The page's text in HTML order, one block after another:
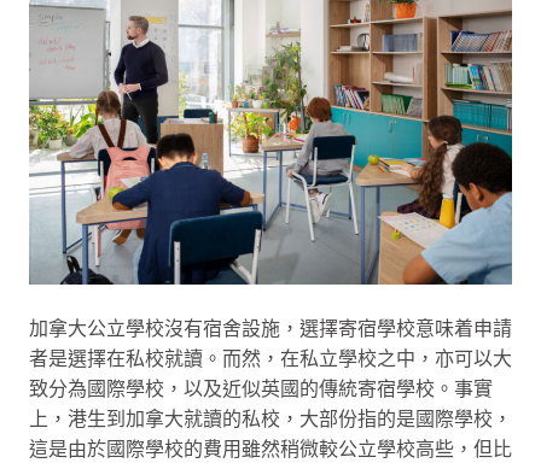
加拿大公立學校沒有宿舍設施，選擇寄宿學校意味着申請
者是選擇在私校就讀。而然，在私立學校之中，亦可以大
致分為國際學校，以及近似英國的傳統寄宿學校。事實
上，港生到加拿大就讀的私校，大部份指的是國際學校，
這是由於國際學校的費用雖然稍微較公立學校高些，但比